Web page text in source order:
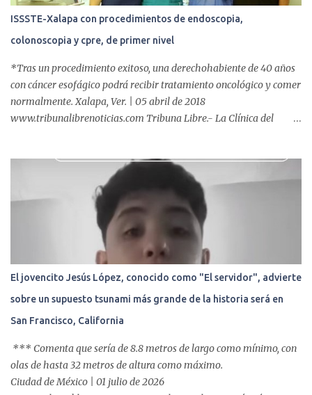
ISSSTE-Xalapa con procedimientos de endoscopia,
colonoscopia y cpre, de primer nivel
*Tras un procedimiento exitoso, una derechohabiente de 40 años
con cáncer esofágico podrá recibir tratamiento oncológico y comer
normalmente. Xalapa, Ver. | 05 abril de 2018
www.tribunalibrenoticias.com Tribuna Libre.- La Clínica del
incluyen endoscopia, colonoscopia y colangiopancreatografía
retrógrada endoscópica (CPRE), con equipo de alta tecnología de
videoendoscopia gástrica y con especialistas certificados. Además
se cuenta con endoscopios de última tecnología que permiten
diagnósticos con mayor certeza y sin dolor para el paciente, a
través de la atención de un equipo de profesionales
multidisciplinario: tres endoscopistas, anestesiólogo y personal
auxiliar y de enfermería. En esta semana, se realizó un nuevo caso
de éxito, pues a través de la colocación de un stent metálico
esofágico, una derechohabiente con un tumor en el ...
El jovencito Jesús López, conocido como "El servidor", advierte
sobre un supuesto tsunami más grande de la historia será en
San Francisco, California
*** Comenta que sería de 8.8 metros de largo como mínimo, con
olas de hasta 32 metros de altura como máximo.
Ciudad de México | 01 julio de 2026